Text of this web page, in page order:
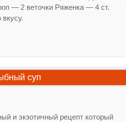
— 2 веточки Ряженка — 4 ст.
суп
и экзотичный рецепт который